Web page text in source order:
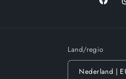
Land/regio